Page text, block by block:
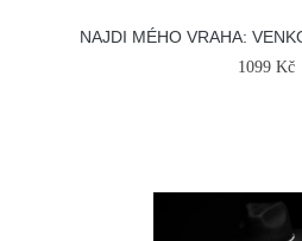
NAJDI MÉHO VRAHA:
1099 Kč